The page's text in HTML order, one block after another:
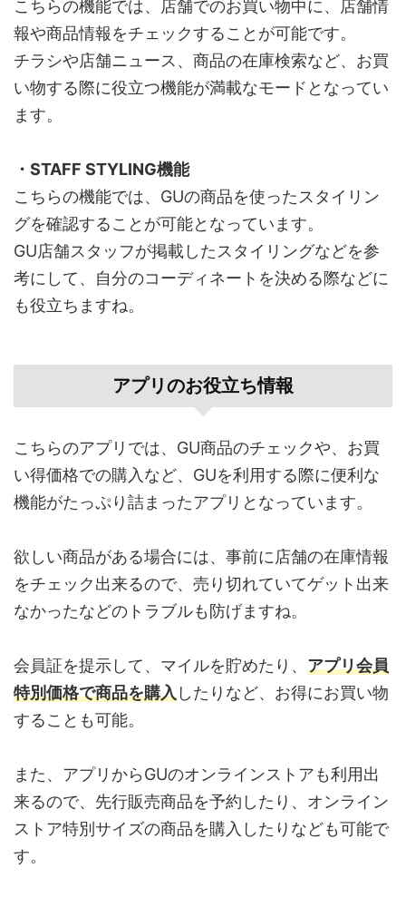
こちらの機能では、店舗でのお買い物中に、店舗情
報や商品情報をチェックすることが可能です。
チラシや店舗ニュース、商品の在庫検索など、お買
い物する際に役立つ機能が満載なモードとなってい
ます。
・STAFF STYLING機能
こちらの機能では、GUの商品を使ったスタイリン
グを確認することが可能となっています。
GU店舗スタッフが掲載したスタイリングなどを参
考にして、自分のコーディネートを決める際などに
も役立ちますね。
アプリのお役立ち情報
こちらのアプリでは、GU商品のチェックや、お買
い得価格での購入など、GUを利用する際に便利な
機能がたっぷり詰まったアプリとなっています。
欲しい商品がある場合には、事前に店舗の在庫情報
をチェック出来るので、売り切れていてゲット出来
なかったなどのトラブルも防げますね。
会員証を提示して、マイルを貯めたり、 アプリ会員
特別価格で商品を購入したりなど、お得にお買い物
することも可能。
また、アプリからGUのオンラインストアも利用出
来るので、先行販売商品を予約したり、オンライン
ストア特別サイズの商品を購入したりなども可能で
す。